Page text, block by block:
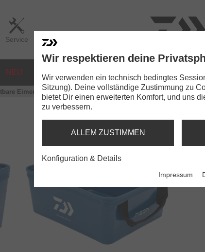
Service
NEU
Eimer
EIMER /
Wir respektieren deine
Wir verwenden ein technisch bedingtes
Sitzung). Deine vollständige Zustimmung zu
bietet Dir einen erweiterten Komfort, und uns
zu verbessern.
ALLEM ZUSTIMMEN
Konfiguration & Details
Impressum